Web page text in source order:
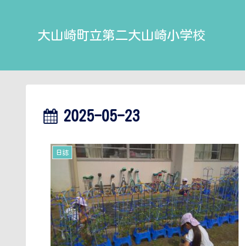
大山崎町立第二大山崎小学校
2025-05-23
日誌